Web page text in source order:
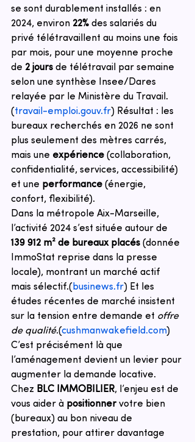
se sont durablement installés : en
2024, environ 22% des salariés du
privé télétravaillent au moins une fois
par mois, pour une moyenne proche
de 2 jours de télétravail par semaine
selon une synthèse Insee/Dares
relayée par le Ministère du Travail.
(travail-emploi.gouv.fr) Résultat : les
bureaux recherchés en 2026 ne sont
plus seulement des mètres carrés,
mais une expérience (collaboration,
confidentialité, services, accessibilité)
et une performance (énergie,
confort, flexibilité).
Dans la métropole Aix-Marseille,
l’activité 2024 s’est située autour de
139 912 m² de bureaux placés (donnée
ImmoStat reprise dans la presse
locale), montrant un marché actif
mais sélectif.(businews.fr) Et les
études récentes de marché insistent
sur la tension entre demande et offre
de qualité.(cushmanwakefield.com)
C’est précisément là que
l’aménagement devient un levier pour
augmenter la demande locative.
Chez BLC IMMOBILIER, l’enjeu est de
vous aider à positionner votre bien
(bureaux) au bon niveau de
prestation, pour attirer davantage